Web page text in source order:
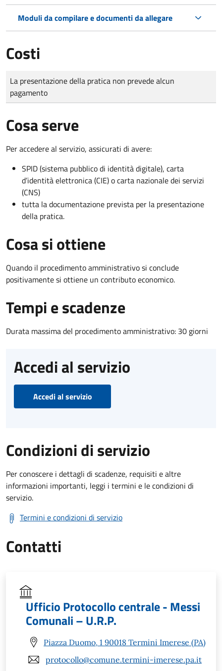
Moduli da compilare e documenti da allegare
Costi
Tipo di pagamento
Importo
La presentazione della pratica non prevede alcun
pagamento
Cosa serve
Per accedere al servizio, assicurati di avere:
SPID (sistema pubblico di identità digitale), carta
d’identità elettronica (CIE) o carta nazionale dei servizi
(CNS)
tutta la documentazione prevista per la presentazione
della pratica.
Cosa si ottiene
Quando il procedimento amministrativo si conclude
positivamente si ottiene un contributo economico.
Tempi e scadenze
Durata massima del procedimento amministrativo: 30 giorni
Accedi al servizio
Accedi al servizio
Condizioni di servizio
Per conoscere i dettagli di scadenze, requisiti e altre
informazioni importanti, leggi i termini e le condizioni di
servizio.
Termini e condizioni di servizio
Contatti
Ufficio Protocollo centrale - Messi
Comunali – U.R.P.
Piazza Duomo, 1 90018 Termini Imerese (PA)
protocollo@comune.termini-imerese.pa.it